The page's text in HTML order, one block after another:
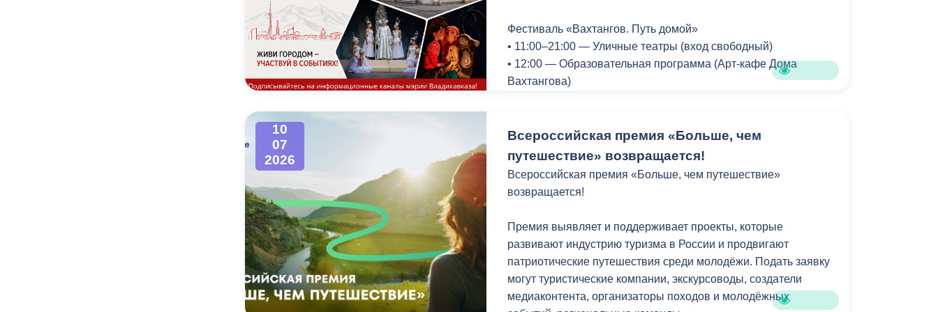
бæстæ куыд æрсабыр уа! Уастырджи Ирыстоныл аудæд,
фыдбылызæй нæ хизæд!
Амондджын бæрæгбæттæ уе ΄ппæтыл дæр цæуæд!
пути объезда.
Фестиваль «Вахтангов. Путь домой»
• 11:00–21:00 — Уличные театры (вход свободный)
• 12:00 — Образовательная программа (Арт-кафе Дома
Вахтангова)
Конный театр «Нарты»
• 18:00 — «Нарты. Легенды возвращаются» — зрелищное
представление с джигитовкой, национальными танцами,
Филиал Мариинского театра в РСО – Алания
• 15:00 — Экскурсия по историческому зданию лютеранской
12 июля (воскресенье)
10
07
2026
Всероссийская премия «Больше, чем
путешествие» возвращается!
Всероссийская премия «Больше, чем путешествие»
возвращается!
Премия выявляет и поддерживает проекты, которые
развивают индустрию туризма в России и продвигают
патриотические путешествия среди молодёжи. Подать заявку
могут туристические компании, экскурсоводы, создатели
медиаконтента, организаторы походов и молодёжных